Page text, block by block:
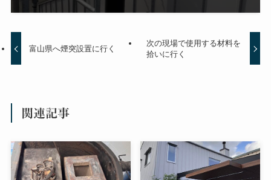
富山県へ煙突設置に行く
次の現場で使用する材料を
拾いに行く
関連記事